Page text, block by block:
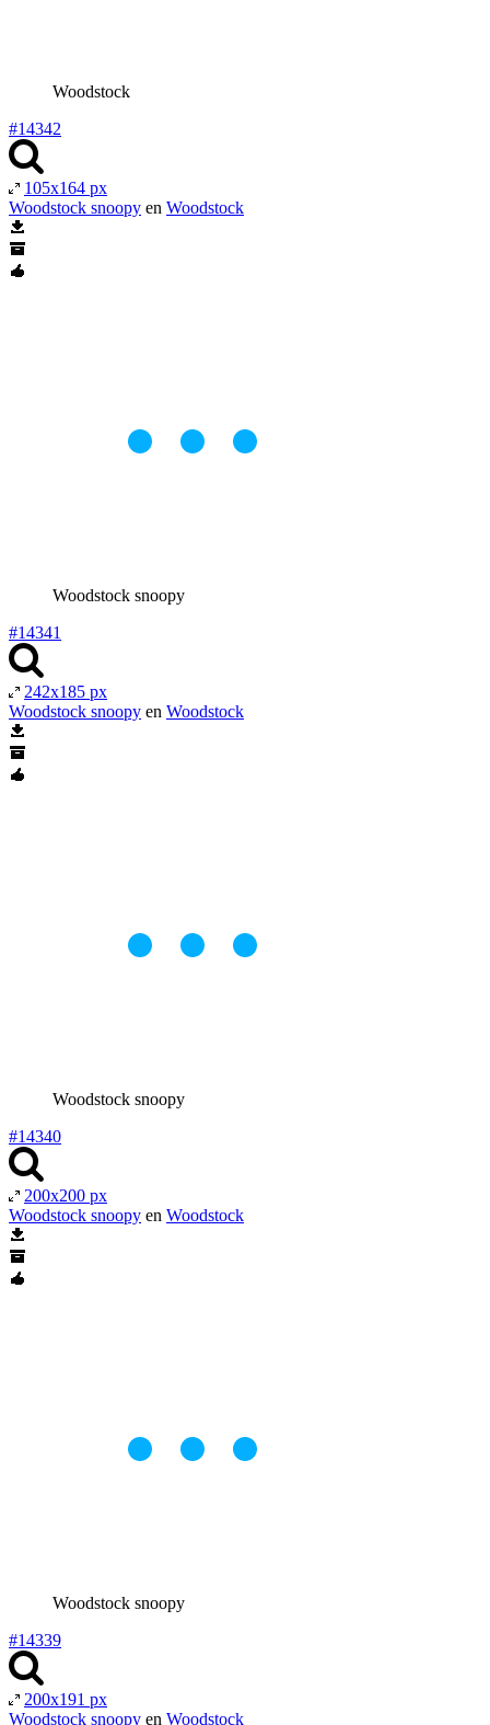
Woodstock
#14342
105x164 px
Woodstock snoopy en Woodstock
Woodstock snoopy
#14341
242x185 px
Woodstock snoopy en Woodstock
Woodstock snoopy
#14340
200x200 px
Woodstock snoopy en Woodstock
Woodstock snoopy
#14339
200x191 px
Woodstock snoopy en Woodstock